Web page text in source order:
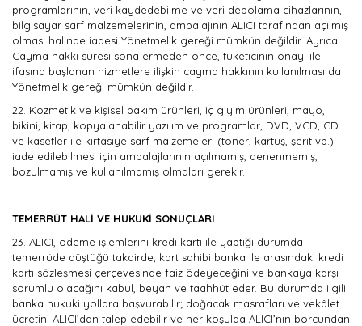
programlarının, veri kaydedebilme ve veri depolama cihazlarının,
bilgisayar sarf malzemelerinin, ambalajının ALICI tarafından açılmış
olması halinde iadesi Yönetmelik gereği mümkün değildir. Ayrıca
Cayma hakkı süresi sona ermeden önce, tüketicinin onayı ile
ifasına başlanan hizmetlere ilişkin cayma hakkının kullanılması da
Yönetmelik gereği mümkün değildir.
22. Kozmetik ve kişisel bakım ürünleri, iç giyim ürünleri, mayo,
bikini, kitap, kopyalanabilir yazılım ve programlar, DVD, VCD, CD
ve kasetler ile kırtasiye sarf malzemeleri (toner, kartuş, şerit vb.)
iade edilebilmesi için ambalajlarının açılmamış, denenmemiş,
bozulmamış ve kullanılmamış olmaları gerekir.
TEMERRÜT HALİ VE HUKUKİ SONUÇLARI
23. ALICI, ödeme işlemlerini kredi kartı ile yaptığı durumda
temerrüde düştüğü takdirde, kart sahibi banka ile arasındaki kredi
kartı sözleşmesi çerçevesinde faiz ödeyeceğini ve bankaya karşı
sorumlu olacağını kabul, beyan ve taahhüt eder. Bu durumda ilgili
banka hukuki yollara başvurabilir; doğacak masrafları ve vekâlet
ücretini ALICI’dan talep edebilir ve her koşulda ALICI’nın borcundan